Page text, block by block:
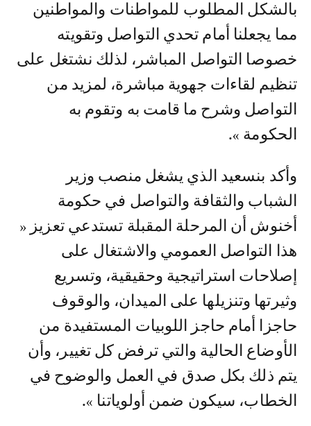
بالشكل المطلوب للمواطنات والمواطنين
مما يجعلنا أمام تحدي التواصل وتقويته
خصوصا التواصل المباشر، لذلك نشتغل على
تنظيم لقاءات جهوية مباشرة، لمزيد من
التواصل وشرح ما قامت به وتقوم به
الحكومة ».
وأكد بنسعيد الذي يشغل منصب وزير
الشباب والثقافة والتواصل في حكومة
أخنوش أن المرحلة المقبلة تستدعي تعزيز «
هذا التواصل العمومي والاشتغال على
إصلاحات استراتيجية وحقيقية، وتسريع
وثيرتها وتنزيلها على الميدان، والوقوف
حاجزا أمام حاجز اللوبيات المستفيدة من
الأوضاع الحالية والتي ترفض كل تغيير، وأن
يتم ذلك بكل صدق في العمل والوضوح في
الخطاب، سيكون ضمن أولوياتنا ».